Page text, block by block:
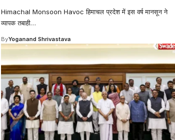
Himachal Monsoon Havoc हिमाचल प्रदेश में इस वर्ष मानसून ने
व्यापक तबाही…
ByYoganand Shrivastava